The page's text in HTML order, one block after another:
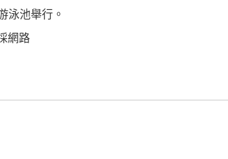
泳池舉行。
網路